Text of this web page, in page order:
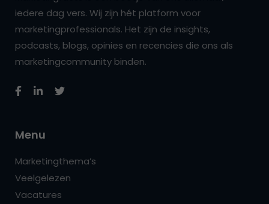
iedere dag vers. Wij zijn hét platform voor
marketingprofessionals. Het zijn de insights,
podcasts, blogs, opinies en recencies die ons als
marketingcommunity binden.
Menu
Marketingthema’s
Veelgelezen
Vacatures